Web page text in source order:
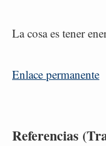
La cosa es tener
Enlace permanente
Referencias